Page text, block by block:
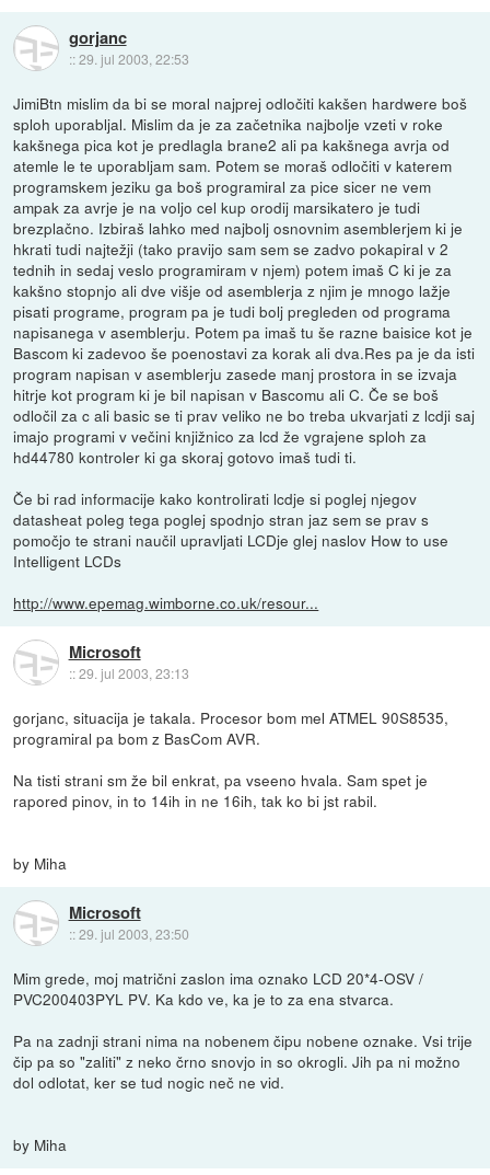
gorjanc
::29. jul 2003, 22:53
JimiBtn mislim da bi se moral najprej odločiti kakšen hardwere boš
sploh uporabljal. Mislim da je za začetnika najbolje vzeti v roke
kakšnega pica kot je predlagla brane2 ali pa kakšnega avrja od
atemle le te uporabljam sam. Potem se moraš odločiti v katerem
programskem jeziku ga boš programiral za pice sicer ne vem
ampak za avrje je na voljo cel kup orodij marsikatero je tudi
brezplačno. Izbiraš lahko med najbolj osnovnim asemblerjem ki je
hkrati tudi najtežji (tako pravijo sam sem se zadvo pokapiral v 2
tednih in sedaj veslo programiram v njem) potem imaš C ki je za
kakšno stopnjo ali dve višje od asemblerja z njim je mnogo lažje
pisati programe, program pa je tudi bolj pregleden od programa
napisanega v asemblerju. Potem pa imaš tu še razne baisice kot je
Bascom ki zadevoo še poenostavi za korak ali dva.Res pa je da isti
program napisan v asemblerju zasede manj prostora in se izvaja
hitrje kot program ki je bil napisan v Bascomu ali C. Če se boš
odločil za c ali basic se ti prav veliko ne bo treba ukvarjati z lcdji saj
imajo programi v večini knjižnico za lcd že vgrajene sploh za
hd44780 kontroler ki ga skoraj gotovo imaš tudi ti.
Če bi rad informacije kako kontrolirati lcdje si poglej njegov
datasheat poleg tega poglej spodnjo stran jaz sem se prav s
pomočjo te strani naučil upravljati LCDje glej naslov How to use
Intelligent LCDs
http://www.epemag.wimborne.co.uk/resour...
Microsoft
::29. jul 2003, 23:13
gorjanc, situacija je takala. Procesor bom mel ATMEL 90S8535,
programiral pa bom z BasCom AVR.
Na tisti strani sm že bil enkrat, pa vseeno hvala. Sam spet je
rapored pinov, in to 14ih in ne 16ih, tak ko bi jst rabil.
by Miha
Microsoft
::29. jul 2003, 23:50
Mim grede, moj matrični zaslon ima oznako LCD 20*4-OSV /
PVC200403PYL PV. Ka kdo ve, ka je to za ena stvarca.
Pa na zadnji strani nima na nobenem čipu nobene oznake. Vsi trije
čip pa so "zaliti" z neko črno snovjo in so okrogli. Jih pa ni možno
dol odlotat, ker se tud nogic neč ne vid.
by Miha